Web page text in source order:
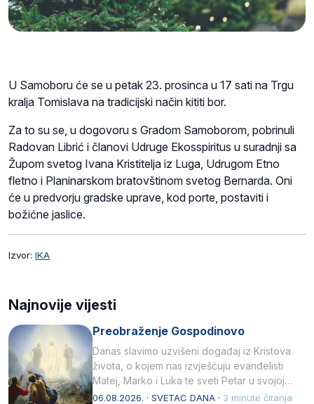
U Samoboru će se u petak 23. prosinca u 17 sati na Trgu
kralja Tomislava na tradicijski način kititi bor.
Za to su se, u dogovoru s Gradom Samoborom, pobrinuli
Radovan Librić i članovi Udruge Ekosspiritus u suradnji sa
Župom svetog Ivana Kristitelja iz Luga, Udrugom Etno
fletno i Planinarskom bratovštinom svetog Bernarda. Oni
će u predvorju gradske uprave, kod porte, postaviti i
božićne jaslice.
Izvor: IKA
Najnovije vijesti
Preobraženje Gospodinovo
Danas slavimo uzvišeni događaj iz Kristova
života, o kojem nas izvješćuju evanđelisti
Matej, Marko i Luka te sveti Petar u svojoj
drugoj…
06.08.2026. · SVETAC DANA · 3 minute čitanja